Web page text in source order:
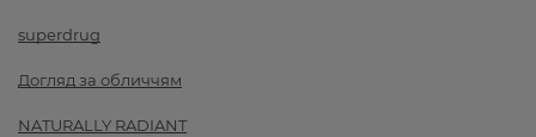
superdrug
Догляд за обличчям
NATURALLY RADIANT